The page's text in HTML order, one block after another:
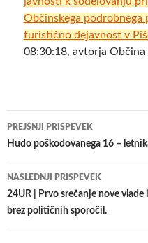
Občinskega podrobnega
turistično dejavnost v
08:30:18, avtorja Občina
Krmarjenje
po
prispevkih
PREJŠNJI PRISPEVEK
Hudo poškodovanega 16 –
NASLEDNJI PRISPEVEK
24UR | Prvo srečanje nove
brez političnih sporočil.